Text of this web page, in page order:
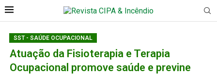
SST - SAÚDE OCUPACIONAL
Atuação da Fisioterapia e Terapia
Ocupacional promove saúde e previne